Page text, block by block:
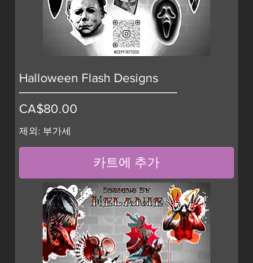
Halloween Flash Designs
가격
CA$80.00
제외: 부가세
카트에 추가